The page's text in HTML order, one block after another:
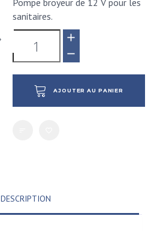
Pompe broyeur de 12 V pour les
sanitaires.
AJOUTER AU PANIER
DESCRIPTION